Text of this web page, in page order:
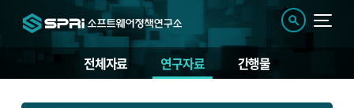
전체자료 연구자료 간행물